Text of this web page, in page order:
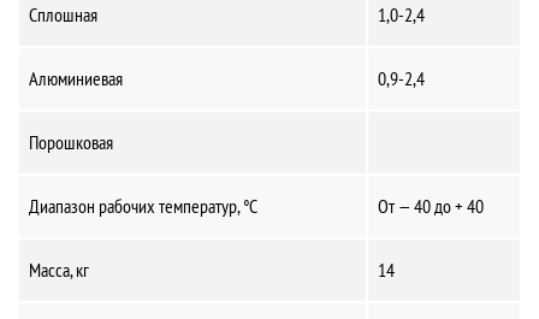
Сплошная 1,0-2,4
Алюминиевая 0,9-2,4
Порошковая
Диапазон рабочих температур, °С От — 40 до + 40
Масса, кг 14